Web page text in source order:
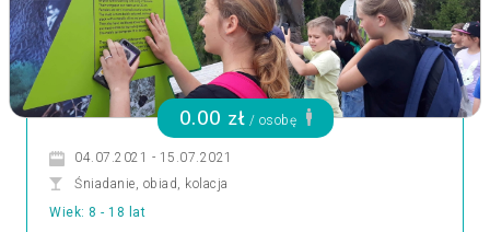
0.00 zł / osobę
04.07.2021 - 15.07.2021
Śniadanie, obiad, kolacja
Wiek: 8 - 18 lat